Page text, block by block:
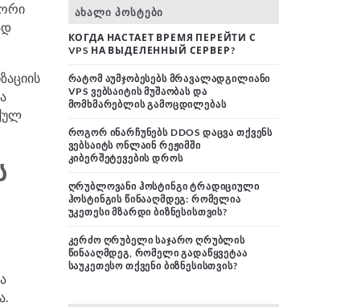
ᲐᲮᲐᲚᲘ ᲞᲝᲡᲢᲔᲑᲘ
КОГДА НАСТАЕТ ВРЕМЯ ПЕРЕЙТИ С
VPS НА ВЫДЕЛЕННЫЙ СЕРВЕР?
ᲠᲐᲢᲝᲛ ᲐᲣᲛᲯᲝᲑᲔᲡᲔᲑᲡ ᲛᲠᲐᲕᲐᲚᲐᲓᲒᲘᲚᲘᲐᲜᲘ
VPS ᲕᲔᲑᲡᲐᲘᲢᲘᲡ ᲛᲣᲨᲐᲝᲑᲐᲡ ᲓᲐ
ᲛᲝᲛᲮᲛᲐᲠᲔᲑᲚᲘᲡ ᲒᲐᲛᲝᲪᲓᲘᲚᲔᲑᲐᲡ
ᲠᲝᲒᲝᲠ ᲘᲜᲐᲠᲩᲣᲜᲔᲑᲡ DDOS ᲓᲐᲪᲕᲐ ᲗᲥᲕᲔᲜᲡ
ᲕᲔᲑᲡᲐᲘᲢᲡ ᲝᲜᲚᲐᲘᲜ ᲠᲔᲟᲘᲛᲨᲘ
ᲙᲘᲑᲔᲠᲨᲔᲢᲔᲕᲔᲑᲘᲡ ᲓᲠᲝᲡ
ᲦᲠᲣᲑᲚᲝᲕᲐᲜᲘ ᲰᲝᲡᲢᲘᲜᲒᲘ ᲢᲠᲐᲓᲘᲪᲘᲣᲚᲘ
ᲰᲝᲡᲢᲘᲜᲒᲘᲡ ᲬᲘᲜᲐᲐᲦᲛᲓᲔᲒ: ᲠᲝᲛᲔᲚᲘᲐ
ᲣᲙᲔᲗᲔᲡᲘ ᲛᲖᲐᲠᲓᲘ ᲑᲘᲖᲜᲔᲡᲘᲡᲗᲕᲘᲡ?
ᲙᲔᲠᲫᲝ ᲦᲠᲣᲑᲔᲚᲘ ᲡᲐᲯᲐᲠᲝ ᲦᲠᲣᲑᲚᲘᲡ
ᲬᲘᲜᲐᲐᲦᲛᲓᲔᲒ, ᲠᲝᲛᲔᲚᲘ ᲒᲐᲓᲐᲬᲧᲕᲔᲢᲐᲐ
ᲡᲐᲣᲙᲔᲗᲔᲡᲝ ᲗᲥᲕᲔᲜᲘ ᲑᲘᲖᲜᲔᲡᲘᲡᲗᲕᲘᲡ?